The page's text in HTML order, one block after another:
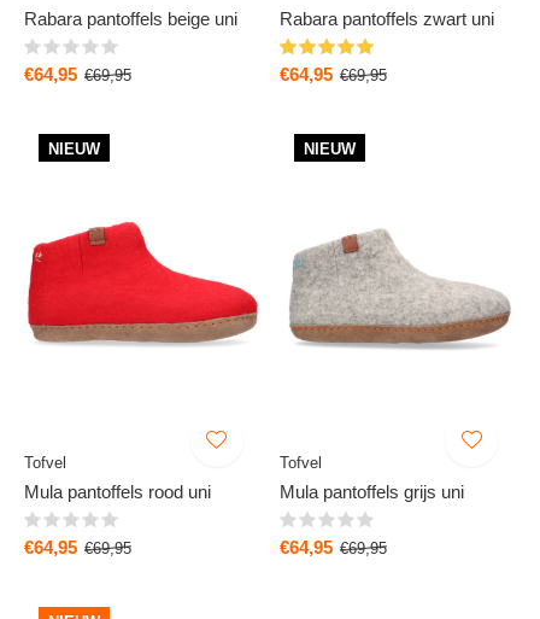
Rabara pantoffels beige uni
€64,95 €69,95
Rabara pantoffels zwart uni
€64,95 €69,95
NIEUW
Tofvel
Mula pantoffels rood uni
€64,95 €69,95
NIEUW
Tofvel
Mula pantoffels grijs uni
€64,95 €69,95